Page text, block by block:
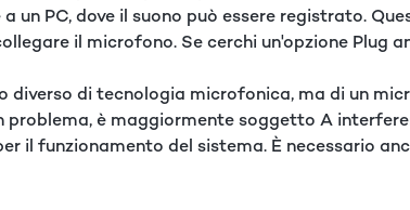
PC, dove il suono può essere registrato.
il microfono. Se cerchi un'opzione Plug
diverso di tecnologia microfonica, ma di un
problema, è maggiormente soggetto A
il funzionamento del sistema. È necessario